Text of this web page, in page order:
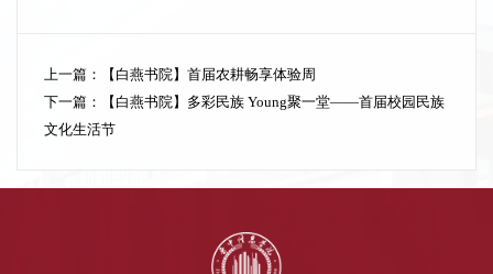
上一篇：
【白燕书院】首届农耕畅享体验周
下一篇：
【白燕书院】多彩民族 Young聚一堂——首届校园民族
文化生活节